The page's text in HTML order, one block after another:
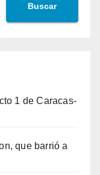
Buscar
1 de Caracas-
que barrió a